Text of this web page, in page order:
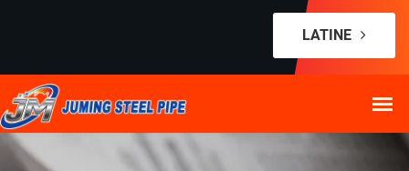
LATINE